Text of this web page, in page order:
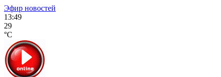
Эфир новостей
13:49
29
°C